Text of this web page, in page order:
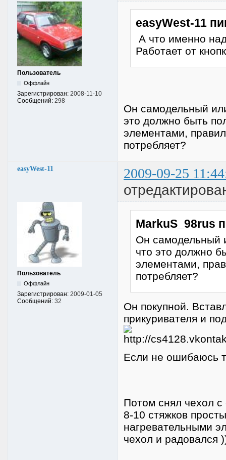
Пользователь
Оффлайн
Зарегистрирован: 2008-11-10
Сообщений: 298
easyWest-11
А что именно
Работает от
Он самодельный
это должно быть
элементами,
потребляет?
easyWest-11 2009-09-25
Пользователь
Оффлайн
Зарегистрирован: 2009-01-05
Сообщений: 32
MarkuS_98rus
Он самодельный
что это должно
элементами,
потребляет?
Он покупной.
прикуривателя и
Если не ошибаюсь
Потом снял чехол
8-10 стяжков
нагревательными
чехол и радовался